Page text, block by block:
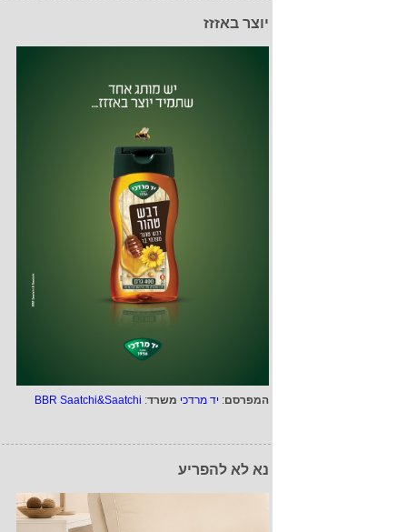
יוצר באזזז
המפרסם: יד מרדכי משרד:
BBR Saatchi&Saatchi
נא לא להפריע